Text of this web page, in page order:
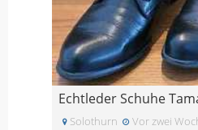
Echtleder Schuhe
Solothurn Vor zwei